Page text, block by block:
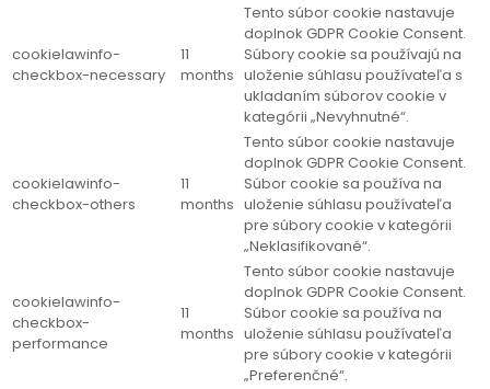
cookielawinfo-
checkbox-necessary
11
months
Tento súbor cookie nastavuje
doplnok GDPR Cookie Consent.
Súbory cookie sa používajú na
uloženie súhlasu používateľa s
ukladaním súborov cookie v
kategórii „Nevyhnutné“.
cookielawinfo-
checkbox-others
11
months
Tento súbor cookie nastavuje
doplnok GDPR Cookie Consent.
Súbor cookie sa používa na
uloženie súhlasu používateľa
pre súbory cookie v kategórii
„Neklasifikované“.
cookielawinfo-
checkbox-
performance
11
months
Tento súbor cookie nastavuje
doplnok GDPR Cookie Consent.
Súbor cookie sa používa na
uloženie súhlasu používateľa
pre súbory cookie v kategórii
„Preferenčné“.